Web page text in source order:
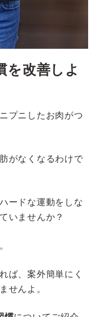
を改善しよ
プニしたお肉がつ
がなくなるわけで
ードな運動をしな
いませんか？
ば、案外簡単にく
せんよ。